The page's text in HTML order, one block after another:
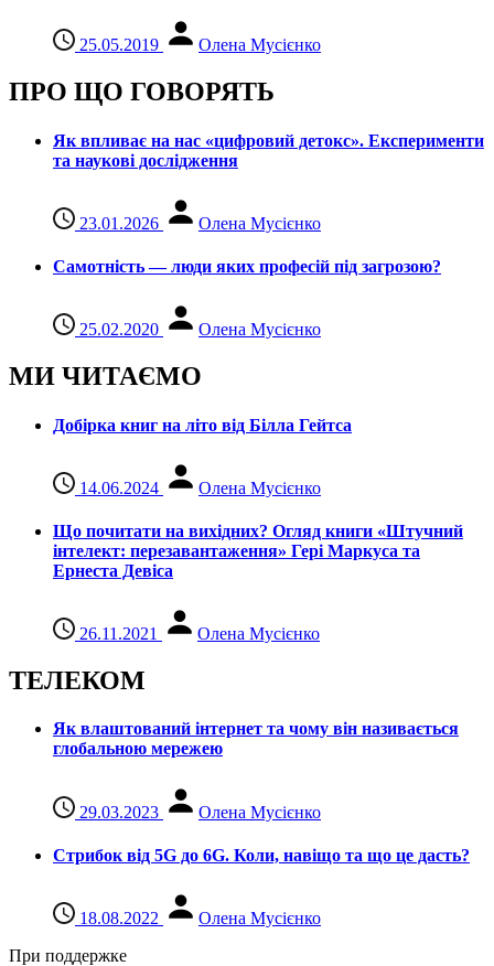
25.05.2019 Олена Мусієнко
ПРО ЩО ГОВОРЯТЬ
Як впливає на нас «цифровий детокс». Експерименти
та наукові дослідження
23.01.2026 Олена Мусієнко
Самотність — люди яких професій під загрозою?
25.02.2020 Олена Мусієнко
МИ ЧИТАЄМО
Добірка книг на літо від Білла Гейтса
14.06.2024 Олена Мусієнко
Що почитати на вихідних? Огляд книги «Штучний
інтелект: перезавантаження» Гері Маркуса та
Ернеста Девіса
26.11.2021 Олена Мусієнко
ТЕЛЕКОМ
Як влаштований інтернет та чому він називається
глобальною мережею
29.03.2023 Олена Мусієнко
Стрибок від 5G до 6G. Коли, навіщо та що це даcть?
18.08.2022
Олена Мусієнко
При поддержке